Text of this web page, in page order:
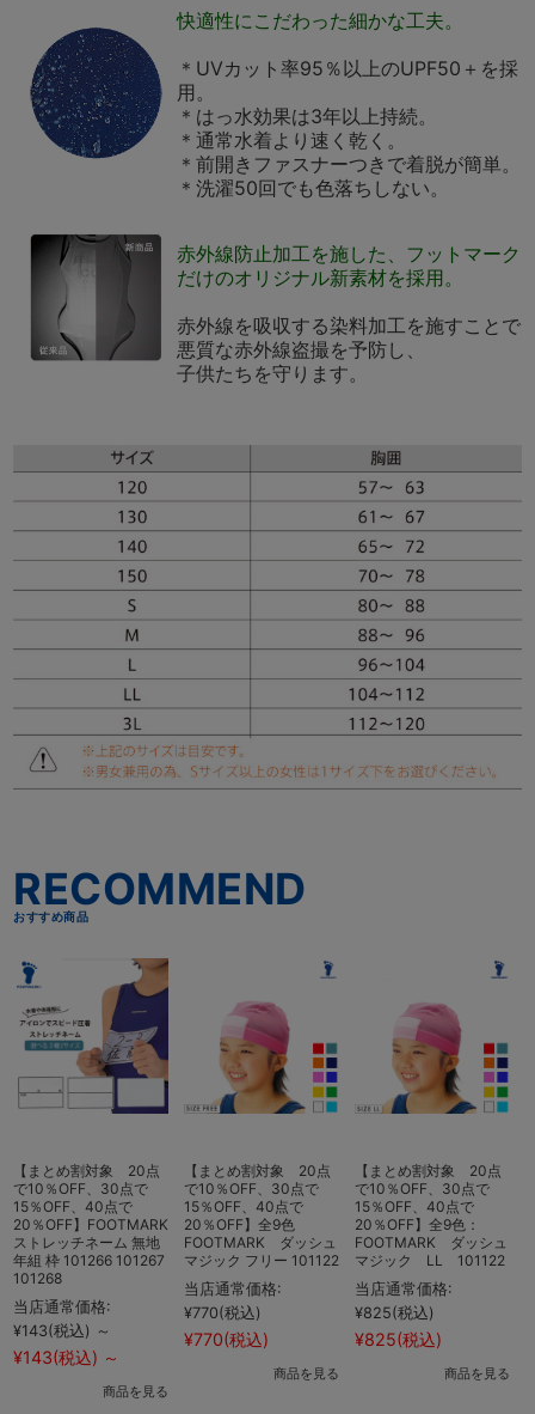
快適性にこだわった細かな工夫。
＊UVカット率95％以上のUPF50＋を採
用。
＊はっ水効果は3年以上持続。
＊通常水着より速く乾く。
＊前開きファスナーつきで着脱が簡単。
＊洗濯50回でも色落ちしない。
赤外線防止加工を施した、フットマーク
だけのオリジナル新素材を採用。
赤外線を吸収する染料加工を施すことで
悪質な赤外線盗撮を予防し、
子供たちを守ります。
こちらもおすすめ
【まとめ割対象 20点
で10％OFF、30点で
15％OFF、40点で
20％OFF】FOOTMARK
ストレッチネーム 無地
年組 枠 101266 101267
101268
当店通常価格:
¥143(税込) ～
¥143(税込) ～
商品を見る
【まとめ割対象 20点
で10％OFF、30点で
15％OFF、40点で
20％OFF】全9色
FOOTMARK ダッシュ
マジック フリー 101122
当店通常価格:
¥770(税込)
¥770(税込)
商品を見る
【まとめ割対象 20点
で10％OFF、30点で
15％OFF、40点で
20％OFF】全9色：
FOOTMARK ダッシュ
マジック LL 101122
当店通常価格:
¥825(税込)
¥825(税込)
商品を見る